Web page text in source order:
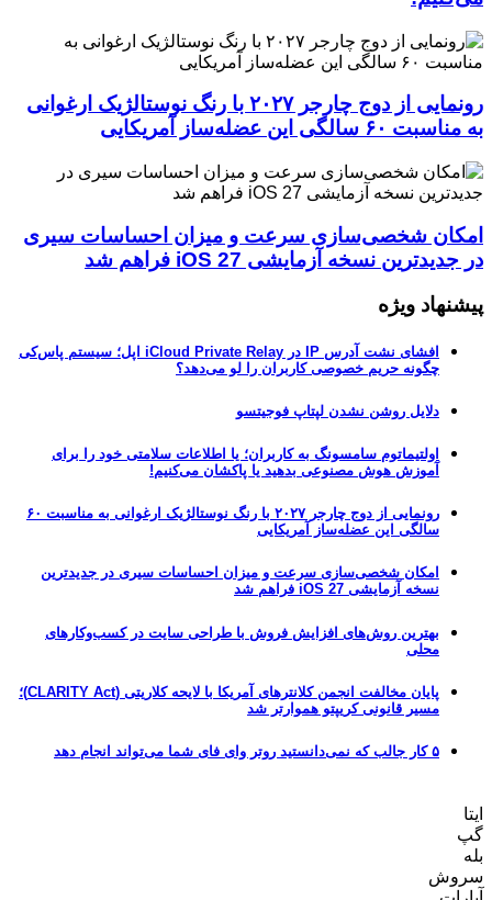
رونمایی از دوج چارجر ۲۰۲۷ با رنگ نوستالژیک ارغوانی
به مناسبت ۶۰ سالگی این عضله‌ساز آمریکایی
امکان شخصی‌سازی سرعت و میزان احساسات سیری
در جدیدترین نسخه آزمایشی iOS 27 فراهم شد
پیشنهاد ویژه
افشای نشت آدرس IP در iCloud Private Relay اپل؛ سیستم پاس‌کی
چگونه حریم خصوصی کاربران را لو می‌دهد؟
دلایل روشن نشدن لپتاپ فوجیتسو
اولتیماتوم سامسونگ به کاربران؛ یا اطلاعات سلامتی خود را برای
آموزش هوش مصنوعی بدهید یا پاکشان می‌کنیم!
رونمایی از دوج چارجر ۲۰۲۷ با رنگ نوستالژیک ارغوانی به مناسبت ۶۰
سالگی این عضله‌ساز آمریکایی
امکان شخصی‌سازی سرعت و میزان احساسات سیری در جدیدترین
نسخه آزمایشی iOS 27 فراهم شد
بهترین روش‌های افزایش فروش با طراحی سایت در کسب‌وکارهای
محلی
پایان مخالفت انجمن کلانترهای آمریکا با لایحه کلاریتی (CLARITY Act)؛
مسیر قانونی کریپتو هموارتر شد
۵ کار جالب که نمی‌دانستید روتر وای فای شما می‌تواند انجام دهد
ایتا
گپ
بله
سروش